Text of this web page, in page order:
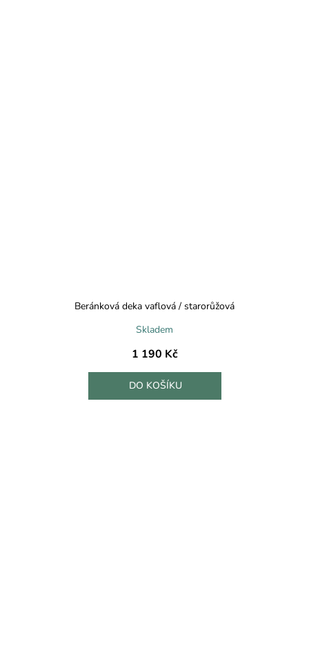
Beránková deka vaflová / starorůžová
Skladem
1 190 Kč
DO KOŠÍKU